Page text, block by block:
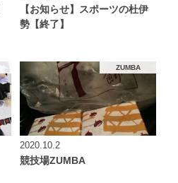
【お知らせ】スポーツの杜伊
勢【終了】
ZUMBA
2020.10.2
競技場ZUMBA